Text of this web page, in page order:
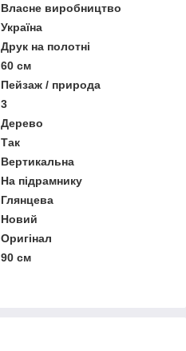
Власне виробництво
Україна
Друк на полотні
60 см
Пейзаж / природа
3
Дерево
Так
Вертикальна
На підрамнику
Глянцева
Новий
Оригінал
90 см